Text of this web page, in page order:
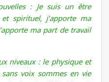
: Je suis un être
spirituel, j’apporte ma
ma part de travail
niveaux : le physique et
voix sommes en vie